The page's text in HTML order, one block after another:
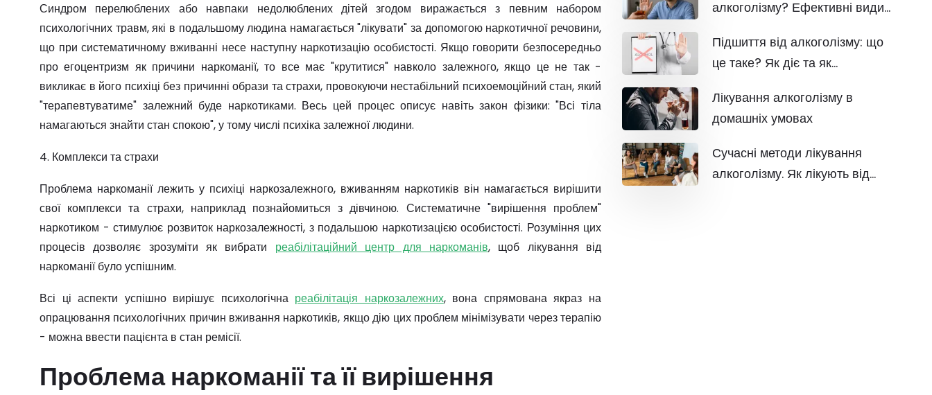
Синдром перелюблених або навпаки недолюблених дітей згодом виражається з певним набором
психологічних травм, які в подальшому людина намагається "лікувати" за допомогою наркотичної речовини,
що при систематичному вживанні несе наступну наркотизацію особистості. Якщо говорити безпосередньо
про егоцентризм як причини наркоманії, то все має "крутитися" навколо залежного, якщо це не так -
викликає в його психіці без причинні образи та страхи, провокуючи нестабільний психоемоційний стан, який
"терапевтуватиме" залежний буде наркотиками. Весь цей процес описує навіть закон фізики: "Всі тіла
намагаються знайти стан спокою", у тому числі психіка залежної людини.
4. Комплекси та страхи
Проблема наркоманії лежить у психіці наркозалежного, вживанням наркотиків він намагається вирішити
свої комплекси та страхи, наприклад познайомиться з дівчиною. Систематичне "вирішення проблем"
наркотиком - стимулює розвиток наркозалежності, з подальшою наркотизацією особистості. Розуміння цих
процесів дозволяє зрозуміти як вибрати реабілітаційний центр для наркоманів, щоб лікування від
наркоманії було успішним.
Всі ці аспекти успішно вирішує психологічна реабілітація наркозалежних, вона спрямована якраз на
опрацювання психологічних причин вживання наркотиків, якщо дію цих проблем мінімізувати через терапію
- можна ввести пацієнта в стан ремісії.
Проблема наркоманії та її вирішення
алкоголізму? Ефективні види
Підшиття від алкоголізму: що
це таке? Як діє та як
Лікування алкоголізму в
домашніх умовах
Сучасні методи лікування
алкоголізму. Як лікують від